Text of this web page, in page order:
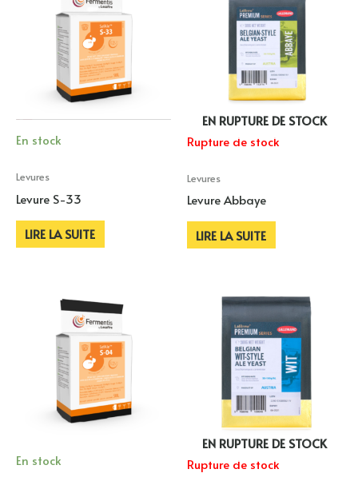
En stock
Levures
Levure S-33
LIRE LA SUITE
EN RUPTURE DE STOCK
Rupture de stock
Levures
Levure Abbaye
LIRE LA SUITE
En stock
EN RUPTURE DE STOCK
Rupture de stock